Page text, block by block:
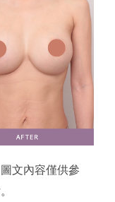
文內容僅供參